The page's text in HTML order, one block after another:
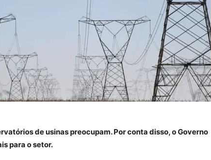
de usinas preocupam. Por conta disso, o Governo
para o setor.